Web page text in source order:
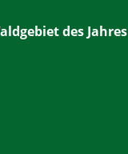
des Jahres